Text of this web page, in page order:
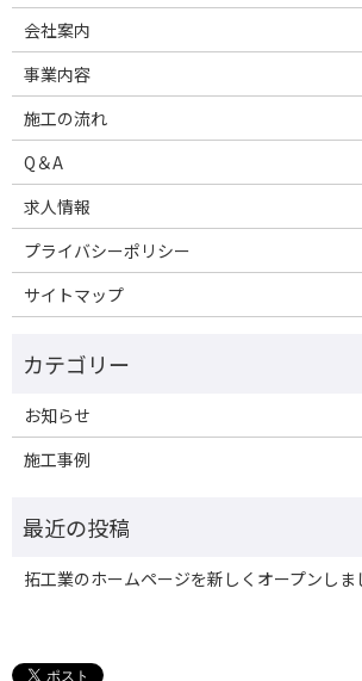
会社案内
事業内容
施工の流れ
Q＆A
求人情報
プライバシーポリシー
サイトマップ
お知らせ
施工事例
拓工業のホームページを新しくオープンしま